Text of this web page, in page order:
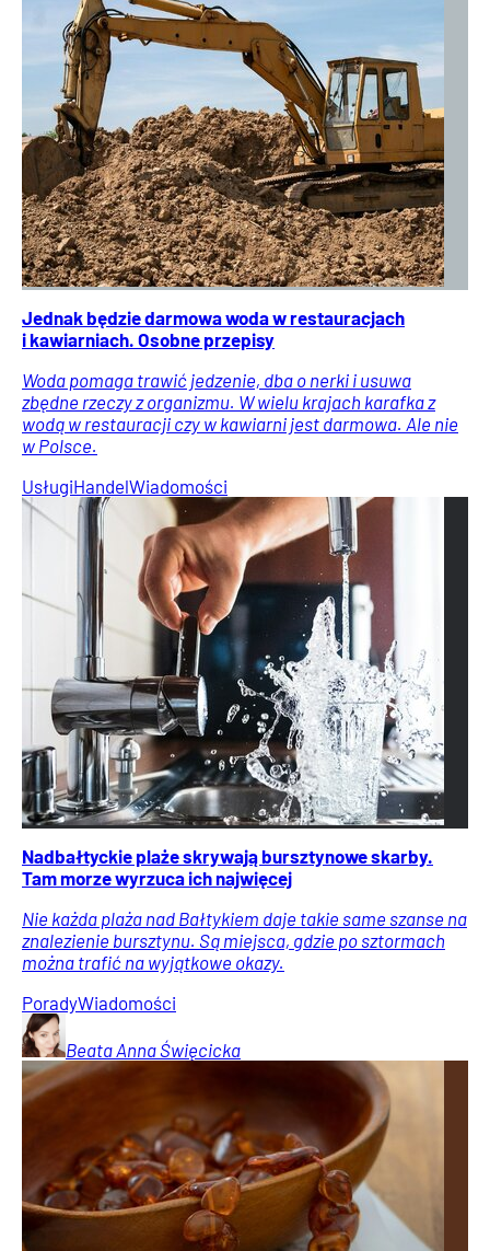
Jednak będzie darmowa woda w restauracjach
i kawiarniach. Osobne przepisy
Woda pomaga trawić jedzenie, dba o nerki i usuwa
zbędne rzeczy z organizmu. W wielu krajach karafka z
wodą w restauracji czy w kawiarni jest darmowa. Ale nie
w Polsce.
UsługiHandelWiadomości
Nadbałtyckie plaże skrywają bursztynowe skarby.
Tam morze wyrzuca ich najwięcej
Nie każda plaża nad Bałtykiem daje takie same szanse na
znalezienie bursztynu. Są miejsca, gdzie po sztormach
można trafić na wyjątkowe okazy.
PoradyWiadomości
Beata Anna Święcicka